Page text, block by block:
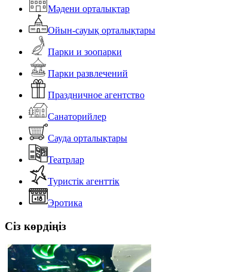
Мәдени орталықтар
Ойын-сауық орталықтары
Парки и зоопарки
Парки развлечений
Праздничное агентство
Санаторийлер
Сауда орталықтары
Театрлар
Туристік агенттік
Эротика
Сіз көрдіңіз